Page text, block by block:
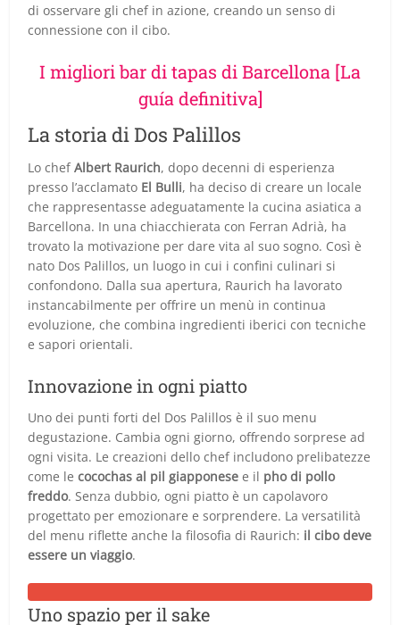
di osservare gli chef in azione, creando un senso di
connessione con il cibo.
I migliori bar di tapas di Barcellona [La
guía definitiva]
La storia di Dos Palillos
Lo chefAlbert Raurich, dopo decenni di esperienza
presso l’acclamato El Bulli, ha deciso di creare un locale
che rappresentasse adeguatamente la cucina asiatica a
Barcellona. In una chiacchierata con Ferran Adrià, ha
trovato la motivazione per dare vita al suo sogno. Così è
nato Dos Palillos, un luogo in cui i confini culinari si
confondono. Dalla sua apertura, Raurich ha lavorato
instancabilmente per offrire un menù in continua
evoluzione, che combina ingredienti iberici con tecniche
e sapori orientali.
Innovazione in ogni piatto
Uno dei punti forti del Dos Palillos è il suo menu
degustazione. Cambia ogni giorno, offrendo sorprese ad
ogni visita. Le creazioni dello chef includono prelibatezze
come lecocochas al pil giapponese e il pho di pollo
freddo. Senza dubbio, ogni piatto è un capolavoro
progettato per emozionare e sorprendere. La versatilità
del menu riflette anche la filosofia di Raurich: il cibo deve
essere un viaggio.
Uno spazio per il sake